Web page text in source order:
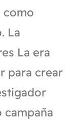
como
La
La era
para crear
campaña